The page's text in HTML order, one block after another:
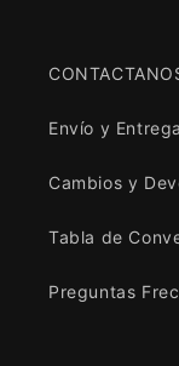
Envío y Entrega
Cambios y
Tabla de
Preguntas